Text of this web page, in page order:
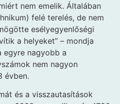
nem emelik. Általában
felé terelés, de nem
esélyegyenlőségi
a helyeket” – mondja
egyre nagyobb a
nem nagyon
évben.
és a visszautasítások